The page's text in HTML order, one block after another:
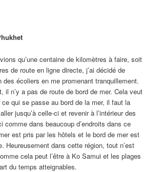
qu’une centaine de kilomètres à faire, soit
de route en ligne directe, j’ai décidé de
des écoliers en me promenant tranquillement.
il n’y a pas de route de bord de mer. Cela veut
qui se passe au bord de la mer, il faut la
jusqu’à celle-ci et revenir à l’intérieur des
comme dans beaucoup d’endroits dans ce
est pris par les hôtels et le bord de mer est
Heureusement dans cette région, tout n’est
cela peut l’être à Ko Samui et les plages
du temps atteignables.